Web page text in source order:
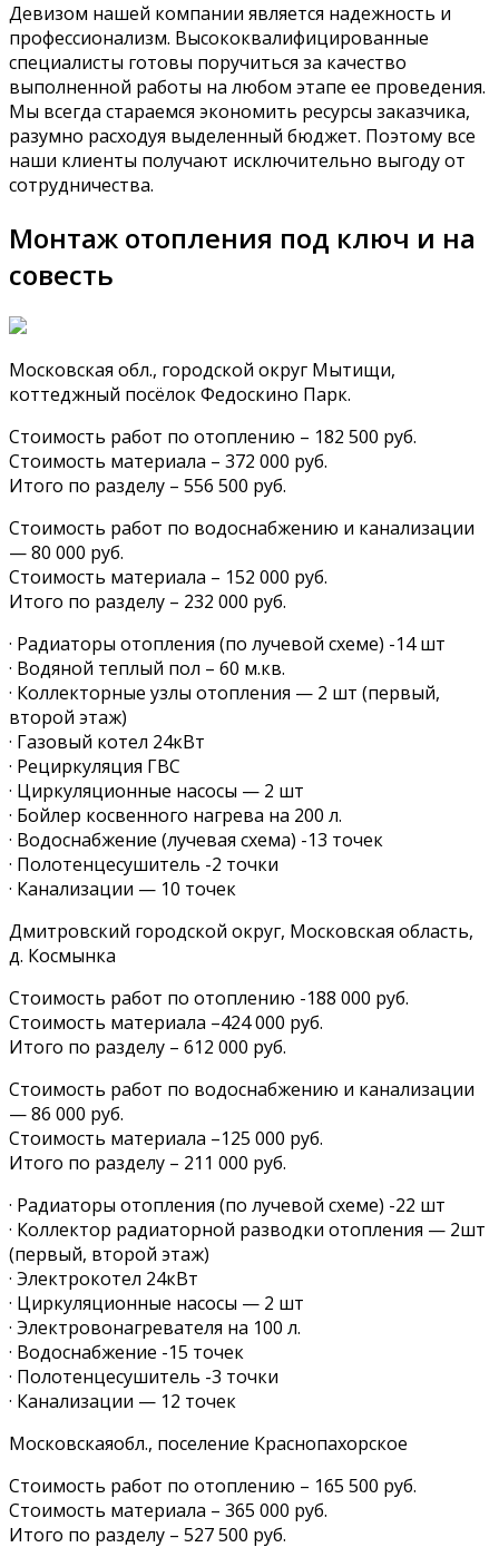
Девизом нашей компании является надежность и
профессионализм. Высококвалифицированные
специалисты готовы поручиться за качество
выполненной работы на любом этапе ее проведения.
Мы всегда стараемся экономить ресурсы заказчика,
разумно расходуя выделенный бюджет. Поэтому все
наши клиенты получают исключительно выгоду от
сотрудничества.
Монтаж отопления под ключ и на
совесть
Московская обл., городской округ Мытищи,
коттеджный посёлок Федоскино Парк.
Стоимость работ по отоплению – 182 500 руб.
Стоимость материала – 372 000 руб.‍
Итого по разделу – 556 500 руб.
Стоимость работ по водоснабжению и канализации
— 80 000 руб.
Стоимость материала – 152 000 руб.‍
Итого по разделу – 232 000 руб.
· Радиаторы отопления (по лучевой схеме) -14 шт
· Водяной теплый пол – 60 м.кв.
· Коллекторные узлы отопления — 2 шт (первый,
второй этаж)
· Газовый котел 24кВт
· Рециркуляция ГВС
· Циркуляционные насосы — 2 шт
· Бойлер косвенного нагрева на 200 л.
· Водоснабжение (лучевая схема) -13 точек
· Полотенцесушитель -2 точки
· Канализации — 10 точек
Дмитровский городской округ, Московская область,
д. Космынка
Стоимость работ по отоплению -188 000 руб.
Стоимость материала –424 000 руб.‍
Итого по разделу – 612 000 руб.
Стоимость работ по водоснабжению и канализации
— 86 000 руб.
Стоимость материала –125 000 руб.
Итого по разделу – 211 000 руб.
· Радиаторы отопления (по лучевой схеме) -22 шт
· Коллектор радиаторной разводки отопления — 2шт
(первый, второй этаж)
· Электрокотел 24кВт
· Циркуляционные насосы — 2 шт
· Электровонагревателя на 100 л.
· Водоснабжение -15 точек
· Полотенцесушитель -3 точки
· Канализации — 12 точек
Московскаяобл., поселение Краснопахорское
Стоимость работ по отоплению – 165 500 руб.
Стоимость материала – 365 000 руб.‍
Итого по разделу – 527 500 руб.